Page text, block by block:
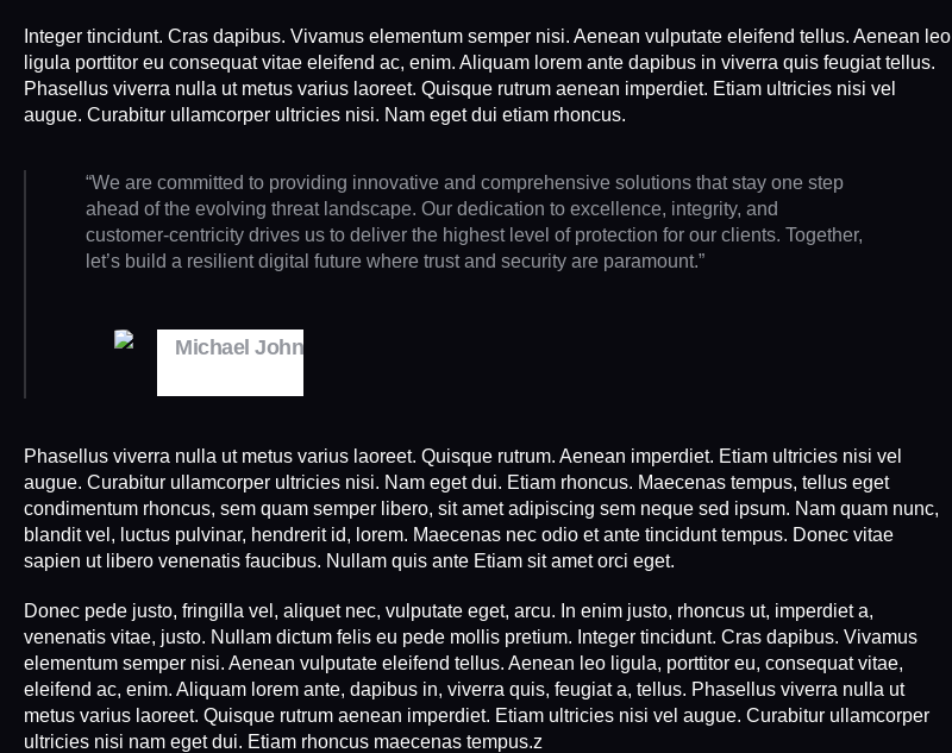
Integer tincidunt. Cras dapibus. Vivamus elementum semper nisi. Aenean vulputate eleifend tellus. Aenean leo
ligula porttitor eu consequat vitae eleifend ac, enim. Aliquam lorem ante dapibus in viverra quis feugiat tellus.
Phasellus viverra nulla ut metus varius laoreet. Quisque rutrum aenean imperdiet. Etiam ultricies nisi vel
augue. Curabitur ullamcorper ultricies nisi. Nam eget dui etiam rhoncus.
“We are committed to providing innovative and comprehensive solutions that stay one step
ahead of the evolving threat landscape. Our dedication to excellence, integrity, and
customer-centricity drives us to deliver the highest level of protection for our clients. Together,
let’s build a resilient digital future where trust and security are paramount.”
Michael John
Phasellus viverra nulla ut metus varius laoreet. Quisque rutrum. Aenean imperdiet. Etiam ultricies nisi vel
augue. Curabitur ullamcorper ultricies nisi. Nam eget dui. Etiam rhoncus. Maecenas tempus, tellus eget
condimentum rhoncus, sem quam semper libero, sit amet adipiscing sem neque sed ipsum. Nam quam nunc,
blandit vel, luctus pulvinar, hendrerit id, lorem. Maecenas nec odio et ante tincidunt tempus. Donec vitae
sapien ut libero venenatis faucibus. Nullam quis ante Etiam sit amet orci eget.
Donec pede justo, fringilla vel, aliquet nec, vulputate eget, arcu. In enim justo, rhoncus ut, imperdiet a,
venenatis vitae, justo. Nullam dictum felis eu pede mollis pretium. Integer tincidunt. Cras dapibus. Vivamus
elementum semper nisi. Aenean vulputate eleifend tellus. Aenean leo ligula, porttitor eu, consequat vitae,
eleifend ac, enim. Aliquam lorem ante, dapibus in, viverra quis, feugiat a, tellus. Phasellus viverra nulla ut
metus varius laoreet. Quisque rutrum aenean imperdiet. Etiam ultricies nisi vel augue. Curabitur ullamcorper
ultricies nisi nam eget dui. Etiam rhoncus maecenas tempus.z